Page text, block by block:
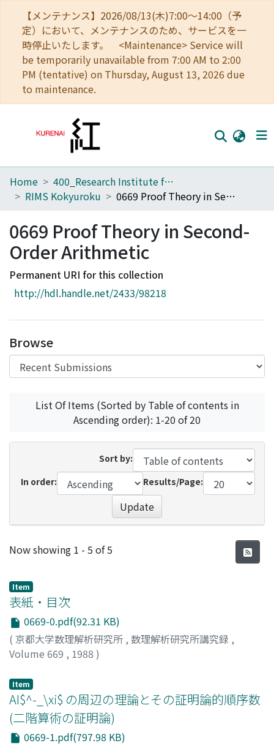
【メンテナンス】2026/08/13(木)7:00～14:00（予
定）において、メンテナンスのため、サービスを一
時停止いたします。 <Maintenance> Service will
be temporarily unavailable from 7:00 AM to 2:00
PM (tentative) on Thursday, August 13, 2026 due
to maintenance.
Home
Browse
Download Ranking
Access Statistics
Home
400_Research Institute for Mathematical Sciences
RIMS Kokyuroku
0669 Proof Theory in Second-Order Arithmetic
0669 Proof Theory in Second-
Order Arithmetic
Permanent URI for this collection
http://hdl.handle.net/2433/98218
Browse
List Of Items (Sorted by Table of contents in
Ascending order): 1-20 of 20
Sort by:
In order:
Results/Page:
Update
Recent Submissions
Now showing 1 - 5 of 5
Item
表紙・目次
0669-0.pdf(92.31 KB)
( 京都大学数理解析研究所 , 数理解析研究所講究録 ,
Volume 669 , 1988 )
Item
AI$^-_\xi$ の周辺の理論とその証明論的順序数
(二階算術の証明論)
0669-1.pdf(797.98 KB)